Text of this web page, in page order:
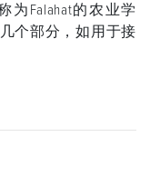
Falahat的农业学
个部分，如用于接